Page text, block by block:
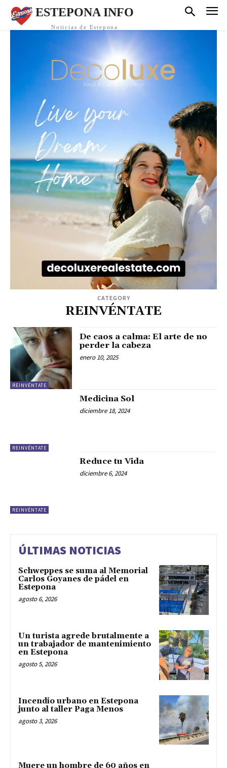
ESTEPONA INFO
Noticias de Estepona
CATEGORY
REINVÉNTATE
REINVÉNTATE
De caos a calma: El arte de no
perder la cabeza
enero 10, 2025
REINVÉNTATE
Medicina Sol
diciembre 18, 2024
REINVÉNTATE
Reduce tu Vida
diciembre 6, 2024
ÚLTIMAS NOTICIAS
Schweppes se suma al Memorial
Carlos Goyanes de pádel en
Estepona
agosto 6, 2026
Un turista agrede brutalmente a
un trabajador de mantenimiento
en Estepona
agosto 5, 2026
Incendio urbano en Estepona
junto al taller Paga Menos
agosto 3, 2026
Muere un hombre de 60 años en